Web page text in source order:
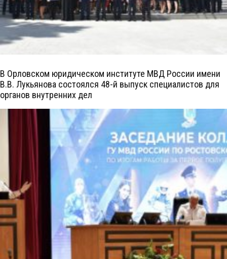
В Орловском юридическом институте МВД России имени
В.В. Лукьянова состоялся 48-й выпуск специалистов для
органов внутренних дел